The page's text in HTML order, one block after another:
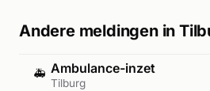
Andere meldingen in
🚑 Ambulance-inzet
Tilburg